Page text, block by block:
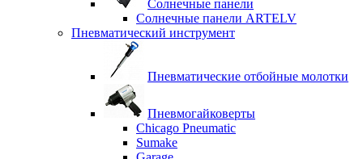
Солнечные панели
Солнечные панели ARTELV
Пневматический инструмент
Пневматические отбойные молотки
Пневмогайковерты
Chicago Pneumatic
Sumake